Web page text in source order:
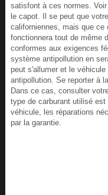
satisfont à ces normes.
le capot. Il se peut que
californiennes, mais que
fonctionnera tout de même
conformes aux exigences
système antipollution en
peut s'allumer et le
antipollution. Se reporter à
Dans ce cas, consulter
type de carburant utilisé
véhicule, les réparations
par la garantie.